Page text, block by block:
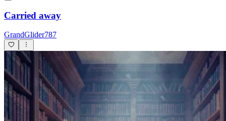
Carried away
GrandGlider787